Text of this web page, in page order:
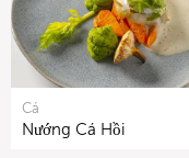
Cá
Nướng Cá Hồi